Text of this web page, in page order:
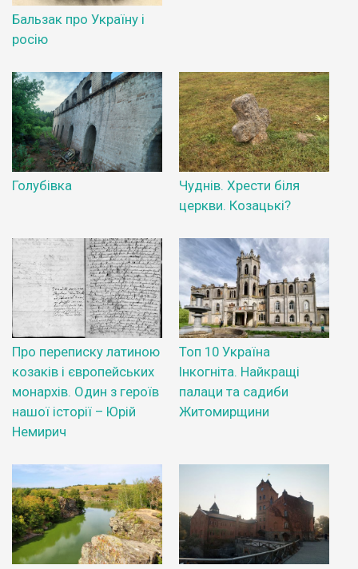
Бальзак про Україну і
росію
Голубівка
Чуднів. Хрести біля
церкви. Козацькі?
Про переписку латиною
козаків і європейських
монархів. Один з героїв
нашої історії – Юрій
Немирич
Топ 10 Україна
Інкогніта. Найкращі
палаци та садиби
Житомирщини